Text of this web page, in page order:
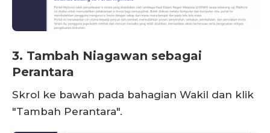
3. Tambah Niagawan sebagai
Perantara
Skrol ke bawah pada bahagian Wakil dan klik
"Tambah Perantara".